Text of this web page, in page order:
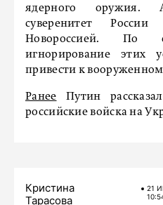
ядерного оружия.
суверенитет
Новороссией. По
игнорирование этих
привести к
Ранее Путин
российские войска на
Кристина
Тарасова
21